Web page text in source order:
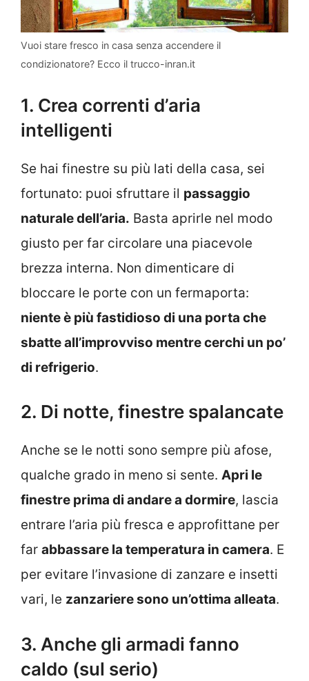
Vuoi stare fresco in casa senza accendere il
condizionatore? Ecco il trucco-inran.it
1. Crea correnti d’aria
intelligenti
Se hai finestre su più lati della casa, sei
fortunato: puoi sfruttare il passaggio
naturale dell’aria. Basta aprirle nel modo
giusto per far circolare una piacevole
brezza interna. Non dimenticare di
bloccare le porte con un fermaporta:
niente è più fastidioso di una porta che
sbatte all’improvviso mentre cerchi un po’
di refrigerio.
2. Di notte, finestre spalancate
Anche se le notti sono sempre più afose,
qualche grado in meno si sente. Apri le
finestre prima di andare a dormire, lascia
entrare l’aria più fresca e approfittane per
far abbassare la temperatura in camera. E
per evitare l’invasione di zanzare e insetti
vari, le zanzariere sono un’ottima alleata.
3. Anche gli armadi fanno
caldo (sul serio)